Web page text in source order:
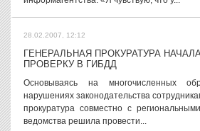
28.02.2007, 12:12
ГЕНЕРАЛЬНАЯ ПРОКУРАТУРА
ПРОВЕРКУ В ГИБДД
Основываясь на многочисленных
нарушениях законодательства
прокуратура совместно с
ведомства решила провести...